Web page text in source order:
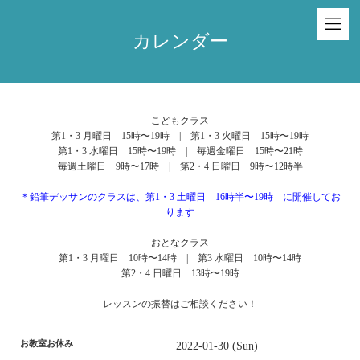
カレンダー
こどもクラス
第1・3 月曜日 15時〜19時 | 第1・3 火曜日 15時〜19時
第1・3 水曜日 15時〜19時 | 毎週金曜日 15時〜21時
毎週土曜日 9時〜17時 | 第2・4 日曜日 9時〜12時半
＊鉛筆デッサンのクラスは、第1・3 土曜日 16時半〜19時 に開催してお
ります
おとなクラス
第1・3 月曜日 10時〜14時 | 第3 水曜日 10時〜14時
第2・4 日曜日 13時〜19時
レッスンの振替はご相談ください！
お教室お休み 2022-01-30 (Sun)